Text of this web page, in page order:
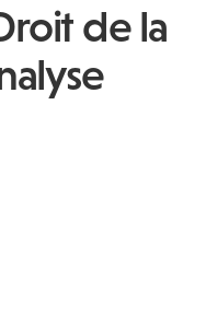
de la